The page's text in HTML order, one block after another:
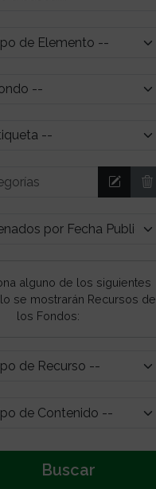
alguno de los siguientes
se mostrarán Recursos de
los Fondos: